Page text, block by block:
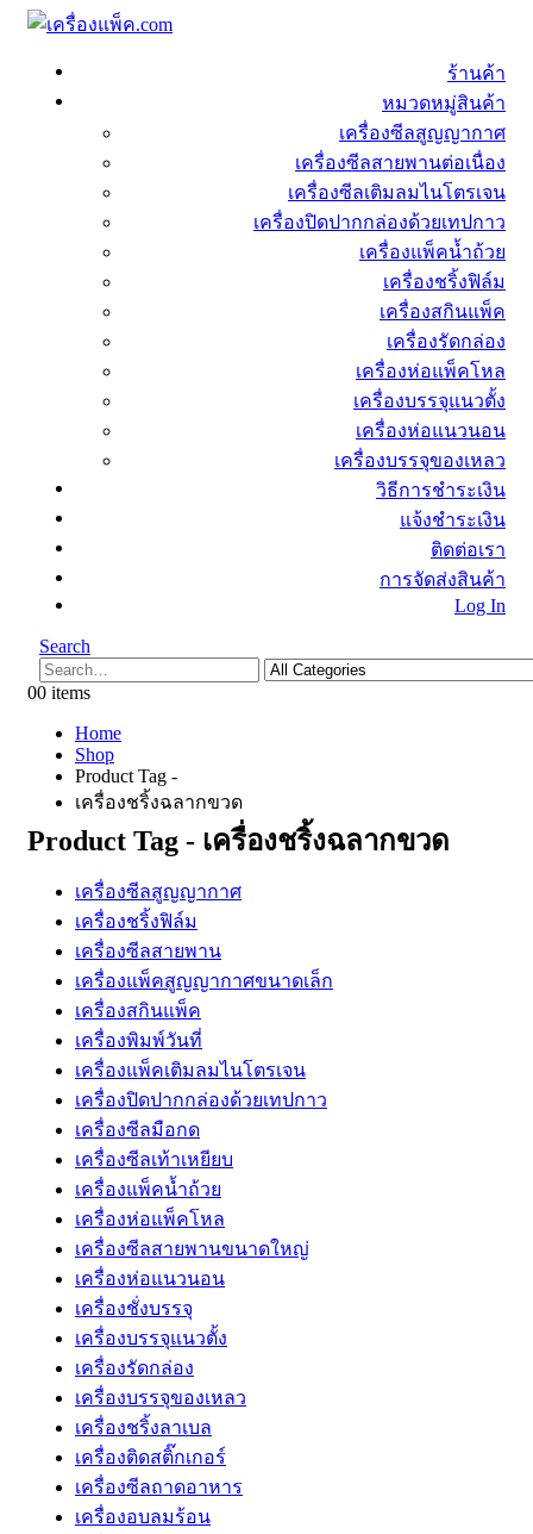
ร้านค้า
หมวดหมู่สินค้า
เครื่องซีลสูญญากาศ
เครื่องซีลสายพานต่อเนื่อง
เครื่องซีลเติมลมไนโตรเจน
เครื่องปิดปากกล่องด้วยเทปกาว
เครื่องแพ็คน้ำถ้วย
เครื่องชริ้งฟิล์ม
เครื่องสกินแพ็ค
เครื่องรัดกล่อง
เครื่องห่อแพ็คโหล
เครื่องบรรจุแนวตั้ง
เครื่องห่อแนวนอน
เครื่องบรรจุของเหลว
วิธีการชำระเงิน
แจ้งชำระเงิน
ติดต่อเรา
การจัดส่งสินค้า
Log In
Search
00 items
Home
Shop
Product Tag -
เครื่องชริ้งฉลากขวด
Product Tag - เครื่องชริ้งฉลากขวด
เครื่องซีลสูญญากาศ
เครื่องชริ้งฟิล์ม
เครื่องซีลสายพาน
เครื่องแพ็คสูญญากาศขนาดเล็ก
เครื่องสกินแพ็ค
เครื่องพิมพ์วันที่
เครื่องแพ็คเติมลมไนโตรเจน
เครื่องปิดปากกล่องด้วยเทปกาว
เครื่องซีลมือกด
เครื่องซีลเท้าเหยียบ
เครื่องแพ็คน้ำถ้วย
เครื่องห่อแพ็คโหล
เครื่องซีลสายพานขนาดใหญ่
เครื่องห่อแนวนอน
เครื่องชั่งบรรจุ
เครื่องบรรจุแนวตั้ง
เครื่องรัดกล่อง
เครื่องบรรจุของเหลว
เครื่องชริ้งลาเบล
เครื่องติดสติ๊กเกอร์
เครื่องซีลถาดอาหาร
เครื่องอบลมร้อน